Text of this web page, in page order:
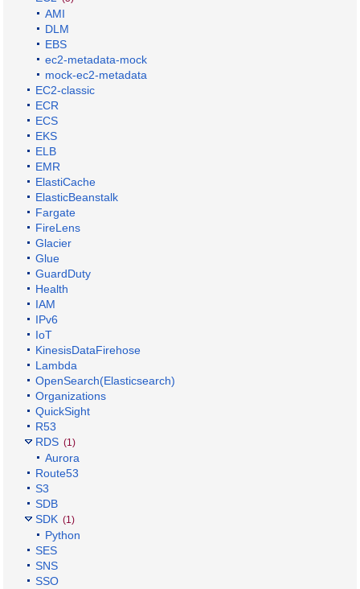
AMI
DLM
EBS
ec2-metadata-mock
mock-ec2-metadata
EC2-classic
ECR
ECS
EKS
ELB
EMR
ElastiCache
ElasticBeanstalk
Fargate
FireLens
Glacier
Glue
GuardDuty
Health
IAM
IPv6
IoT
KinesisDataFirehose
Lambda
OpenSearch(Elasticsearch)
Organizations
QuickSight
R53
RDS (1)
Aurora
Route53
S3
SDB
SDK (1)
Python
SES
SNS
SSO